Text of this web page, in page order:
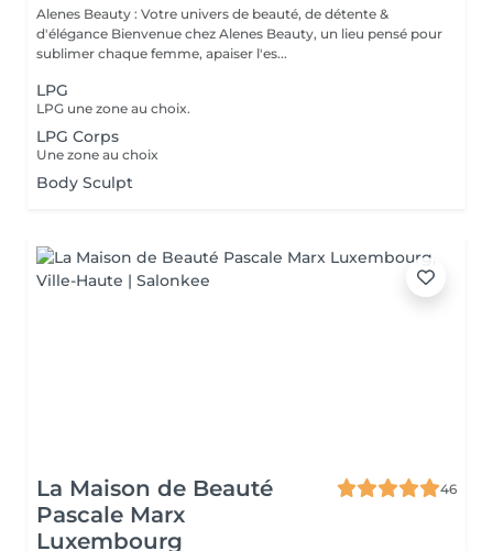
Alenes Beauty : Votre univers de beauté, de détente &
d'élégance Bienvenue chez Alenes Beauty, un lieu pensé pour
sublimer chaque femme, apaiser l'es...
LPG
LPG une zone au choix.
LPG Corps
Une zone au choix
Body Sculpt
La Maison de Beauté
Pascale Marx
Luxembourg
46